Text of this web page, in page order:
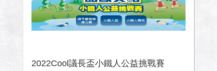
2022Cool議長盃小鐵人公益挑戰賽